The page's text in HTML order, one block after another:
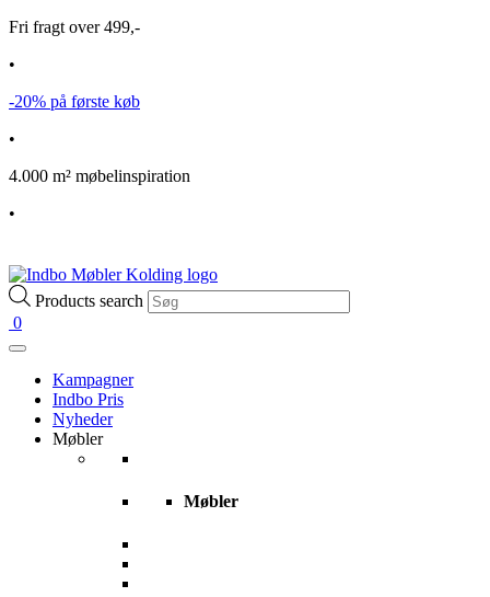
Fri fragt over 499,-
•
-20% på første køb
•
4.000 m² møbelinspiration
•
Products search
0
Kampagner
Indbo Pris
Nyheder
Møbler
Møbler